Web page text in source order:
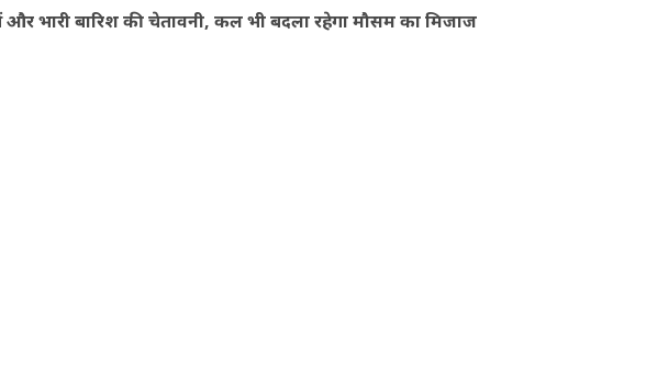
भारी बारिश की चेतावनी, कल भी बदला रहेगा मौसम का मिजाज